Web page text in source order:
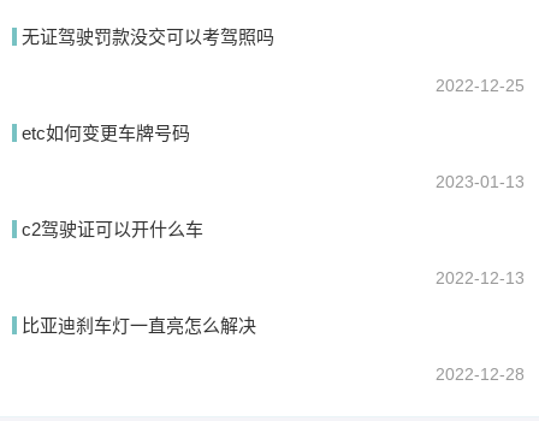
无证驾驶罚款没交可以考驾照吗
2022-12-25
etc如何变更车牌号码
2023-01-13
c2驾驶证可以开什么车
2022-12-13
比亚迪刹车灯一直亮怎么解决
2022-12-28